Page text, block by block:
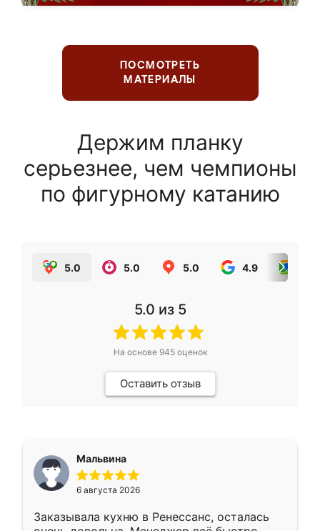
ПОСМОТРЕТЬ
МАТЕРИАЛЫ
Держим планку
серьезнее, чем чемпионы
по фигурному катанию
5.0 5.0 5.0 4.9
5.0 из 5
На основе 945оценок
Оставить отзыв
Мальвина
6 августа 2026
Заказывала кухню в Ренессанс, осталась